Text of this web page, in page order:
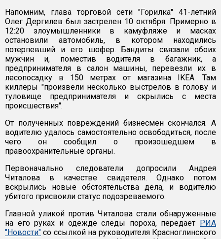
Напомним, глава торговой сети "Горилка" 41-летний
Олег Дергилев был застрелен 10 октября. Примерно в
12:20 злоумышленники в камуфляже и масках
остановили автомобиль, в котором находились
потерпевший и его шофер. Бандиты связали обоих
мужчин и, поместив водителя в багажник, а
предпринимателя в салон машины, перевезли их в
лесопосадку в 150 метрах от магазина IKEA. Там
киллеры "произвели несколько выстрелов в голову и
туловище предпринимателя и скрылись с места
происшествия".
От полученных повреждений бизнесмен скончался. А
водителю удалось самостоятельно освободиться, после
чего он сообщил о произошедшем в
правоохранительные органы.
Первоначально следователи допросили Андрея
Читалова в качестве свидетеля. Однако потом
вскрылись новые обстоятельства дела, и водителю
убитого присвоили статус подозреваемого.
Главной уликой против Читалова стали обнаруженные
на его руках и одежде следы пороха, передает РИА
"Новости" со ссылкой на руководителя Красноглинского